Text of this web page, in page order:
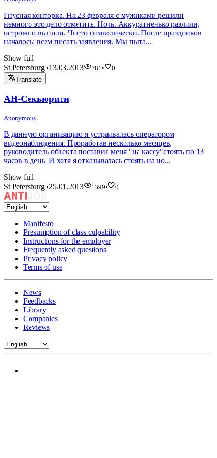
Гнусная конторка. На 23 февраля с мужиками решили
немного это дело отметить. Ночь. Аккуратненько разлили,
острожно выпили. Чисто символически. После праздников
началось: всем писать заявления. Мы пыта...
Show full
St Petersburg •13.03.2013 781•
0
Translate
АН-Секьюрити
Anonymous
В данную организацию я устраивалась оператором
видеонаблюдения. Проработав несколько месяцев,
руководитель объекта поставил меня "на кассу"стоять по 13
часов в день. И хотя я отказывалась стоять на но...
Show full
St Petersburg •25.01.2013 1399• 0
Manifesto
Presumption of class culpability
Instructions for the employer
Frequently asked questions
Privacy policy
Terms of use
News
Feedbacks
Library
Companies
Reviews